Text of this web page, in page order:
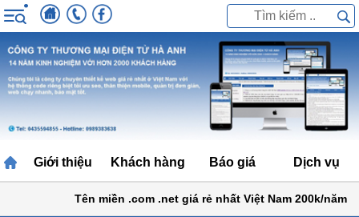
Giới thiệu Khách hàng Báo giá Dịch vụ
Tên miền .com .net giá rẻ nhất Việt Nam 200k/năm